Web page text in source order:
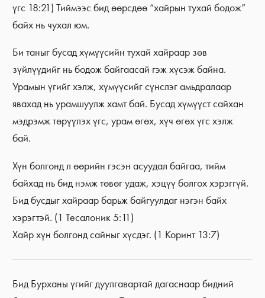
үгс 18:21) Тиймээс бид өөрсдөө “хайрын тухай бодож”
байх нь чухал юм.
Би таныг бусад хүмүүсийн тухай хайраар зөв
зүйлүүдийг нь бодож байгаасай гэж хүсэж байна.
Урамын үгийг хэлж, хүмүүсийг сүнслэг амьдралаар
явахад нь урамшуулж хамт бай. Бусад хүмүүст сайхан
мэдрэмж төрүүлэх үгс, урам өгөх, хүч өгөх үгс хэлж
бай.
Хүн болгонд л өөрийн гэсэн асуудал байгаа, тийм
байхад нь бид нэмж төвөг удаж, хэцүү болгох хэрэггүй.
Бид бусдыг хайраар барьж байгуулдаг нэгэн байх
хэрэгтэй. (1 Тесалоник 5:11)
Хайр хүн болгонд сайныг хүсдэг. (1 Коринт 13:7)
Бид Бурханы үгийг дуулгавартай дагаснаар бидний